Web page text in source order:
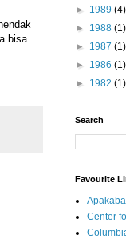
bisa
► 1989 (4)
► 1988 (1)
► 1987 (1)
► 1986 (1)
► 1982 (1)
Search
Favourite
Center